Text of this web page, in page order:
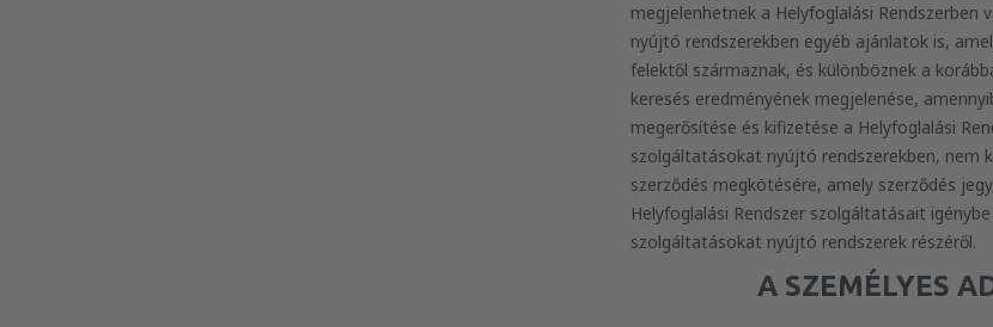
megjelenhetnek a Helyfoglalási
nyújtó rendszerekben egyéb ajánlatok is,
felektől származnak, és különböznek a
keresés eredményének megjelenése,
megerősítése és kifizetése a Helyfoglalási
szolgáltatásokat nyújtó rendszerekben, nem
szerződés megkötésére, amely szerződés
Helyfoglalási Rendszer szolgáltatásait
szolgáltatásokat nyújtó rendszerek részéről.
A SZEMÉLYES